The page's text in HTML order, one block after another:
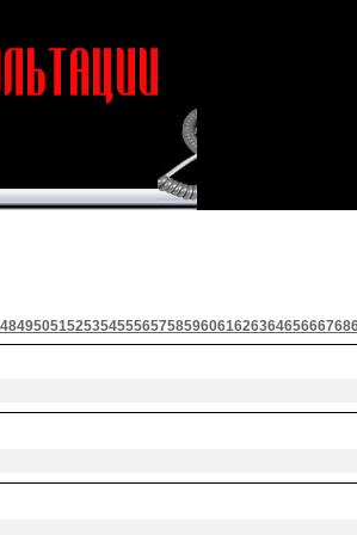
484950515253545556575859606162636465666768